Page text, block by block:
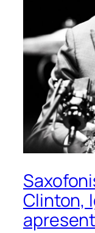
Clinton,